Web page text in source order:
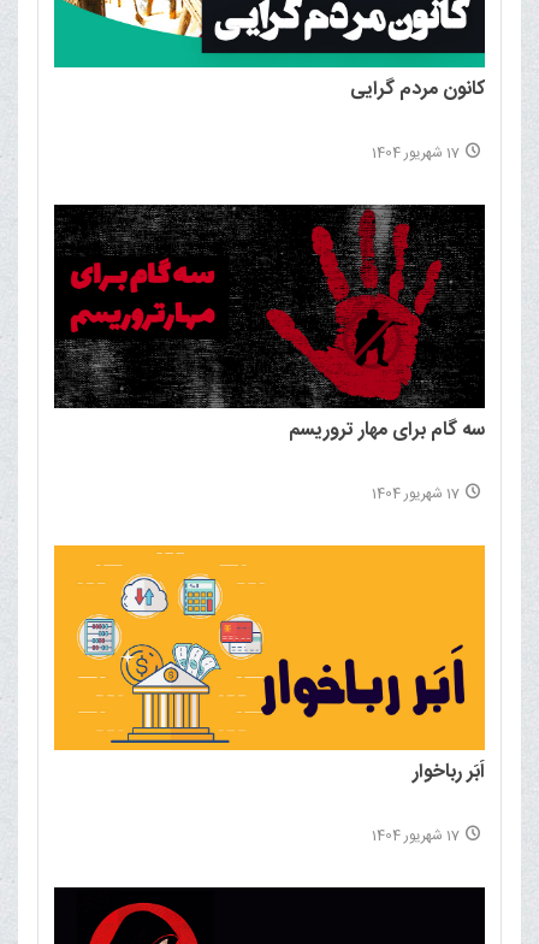
کانون مردم گرایی
17 شهریور 1404
سه گام برای مهار تروریسم
17 شهریور 1404
اَبَر رباخوار
17 شهریور 1404